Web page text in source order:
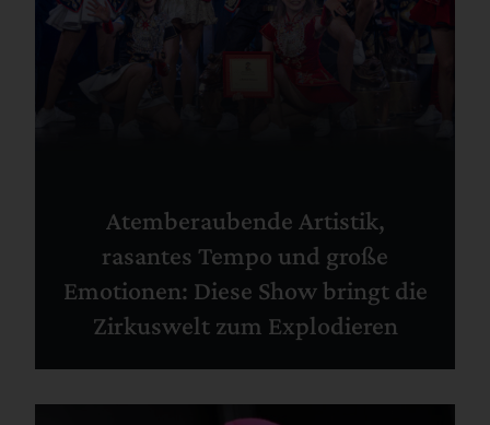
Atemberaubende Artistik,
rasantes Tempo und große
Emotionen: Diese Show bringt die
Zirkuswelt zum Explodieren